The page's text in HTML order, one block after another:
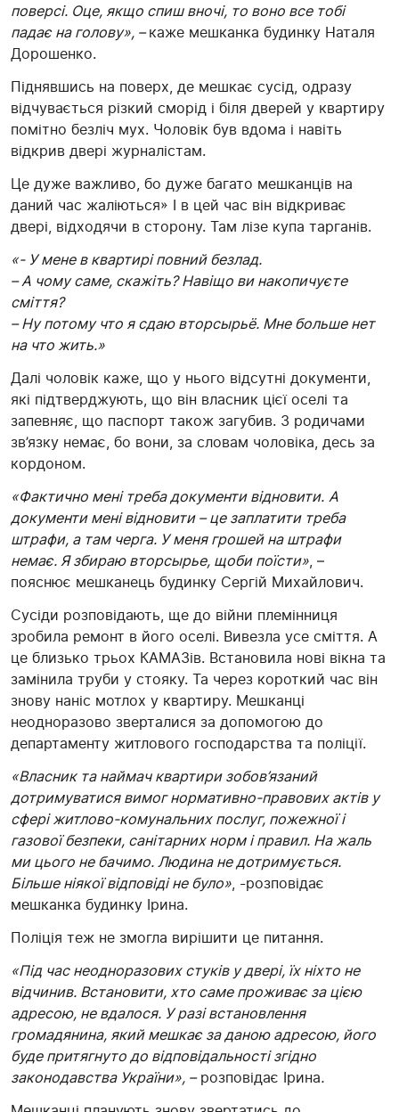
поверсі. Оце, якщо спиш вночі, то воно все тобі
падає на голову», –каже мешканка будинку Наталя
Дорошенко.
Піднявшись на поверх, де мешкає сусід, одразу
відчувається різкий сморід і біля дверей у квартиру
помітно безліч мух. Чоловік був вдома і навіть
відкрив двері журналістам.
Це дуже важливо, бо дуже багато мешканців на
даний час жаліються» І в цей час він відкриває
двері, відходячи в сторону. Там лізе купа тарганів.
«- У мене в квартирі повний безлад.
– А чому саме, скажіть? Навіщо ви накопичуєте
сміття?
– Ну потому что я сдаю вторсырьё. Мне больше нет
на что жить.»
Далі чоловік каже, що у нього відсутні документи,
які підтверджують, що він власник цієї оселі та
запевняє, що паспорт також загубив. З родичами
зв’язку немає, бо вони, за словам чоловіка, десь за
кордоном.
«Фактично мені треба документи відновити. А
документи мені відновити – це заплатити треба
штрафи, а там черга. У меня грошей на штрафи
немає. Я збираю вторсырье, щоби поїсти», –
пояснює мешканець будинку Сергій Михайлович.
Сусіди розповідають, ще до війни племінниця
зробила ремонт в його оселі. Вивезла усе сміття. А
це близько трьох КАМАЗів. Встановила нові вікна та
замінила труби у стояку. Та через короткий час він
знову наніс мотлох у квартиру. Мешканці
неодноразово зверталися за допомогою до
департаменту житлового господарства та поліції.
«Власник та наймач квартири зобов’язаний
дотримуватися вимог нормативно-правових актів у
сфері житлово-комунальних послуг, пожежної і
газової безпеки, санітарних норм і правил. На жаль
ми цього не бачимо. Людина не дотримується.
Більше ніякої відповіді не було», -розповідає
мешканка будинку Ірина.
Поліція теж не змогла вирішити це питання.
«Під час неодноразових стуків у двері, їх ніхто не
відчинив. Встановити, хто саме проживає за цією
адресою, не вдалося. У разі встановлення
громадянина, який мешкає за даною адресою, його
буде притягнуто до відповідальності згідно
законодавства України», –розповідає Ірина.